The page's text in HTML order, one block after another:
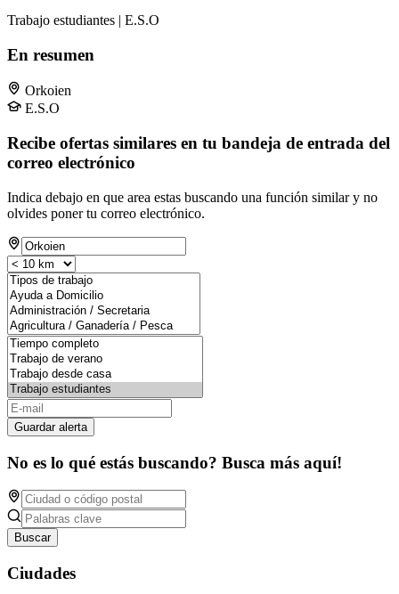
Trabajo estudiantes | E.S.O
En resumen
Orkoien
E.S.O
Recibe ofertas similares en tu bandeja de entrada del
correo electrónico
Indica debajo en que area estas buscando una función similar y no
olvides poner tu correo electrónico.
Guardar alerta
No es lo qué estás buscando? Busca más aquí!
Buscar
Ciudades